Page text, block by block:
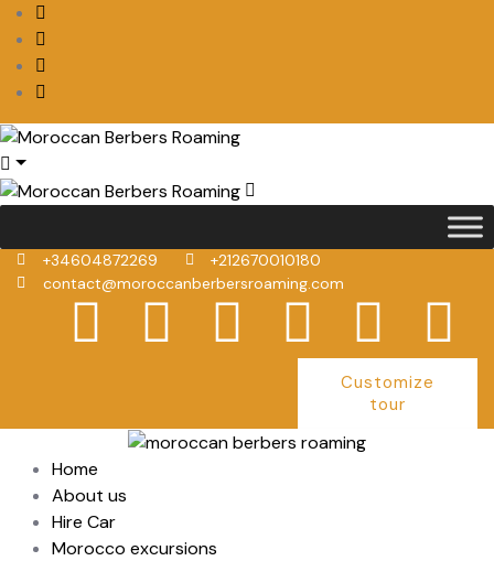
+34604872269
+212670010180
contact@moroccanberbersroaming.com
Customize
tour
Home
About us
Hire Car
Morocco excursions